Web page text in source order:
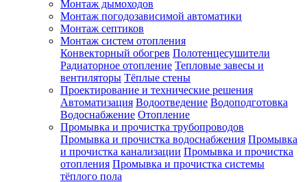
Монтаж дымоходов
Монтаж погодозависимой автоматики
Монтаж септиков
Монтаж систем отопления
Конвекторный обогрев Полотенцесушители
Радиаторное отопление Тепловые завесы и
вентиляторы Тёплые стены
Проектирование и технические решения
Автоматизация Водоотведение Водоподготовка
Водоснабжение Отопление
Промывка и прочистка трубопроводов
Промывка и прочистка водоснабжения Промывка
и прочистка канализации Промывка и прочистка
отопления Промывка и прочистка системы
тёплого пола